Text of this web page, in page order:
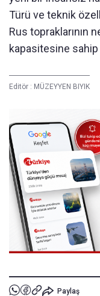
Türü ve teknik
Rus topraklarının
kapasitesine
Editör : MÜZEYYEN BIYIK
Paylaş